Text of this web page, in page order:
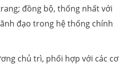
đồng bộ, thống nhất với
đạo trong hệ thống chính
chủ trì, phối hợp với các cơ